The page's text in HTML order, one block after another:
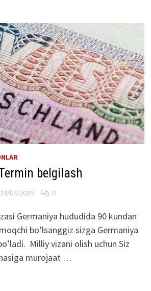
belgilash
24/04/2020 0
Germaniya hududida 90 kundan
bo’lsanggiz sizga Germaniya
Milliy vizani olish uchun Siz
murojaat …